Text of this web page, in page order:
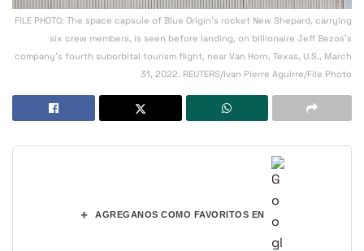
FILE PHOTO: The space capsule of Blue Origin's rocket New Shepard, carrying
six crew members, is seen before landing, on billionaire Jeff Bezos's
company's fourth suborbital tourism flight, near Van Horn, Texas, U.S., March
31, 2022. REUTERS/Ivan Pierre Aguirre/File Photo
+ AGREGANOS COMO FAVORITOS EN